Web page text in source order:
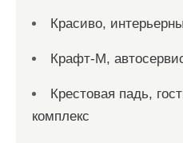
Красиво,
Крафт-М,
Крестовая падь,
комплекс